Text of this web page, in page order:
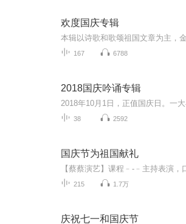
欢度国庆专辑
167 6788
2018国庆吟诵专辑
38 2592
国庆节为祖国献礼
215 1.7万
庆祝七一和国庆节